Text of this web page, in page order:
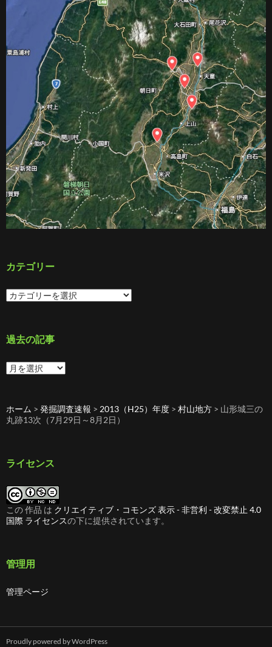
カテゴリー
カ
テ
ー
過去の記事
過
去
事
ホーム > 発掘調査速報 > 2013（H25）年度 > 村山地方 > 山形城三の
丸跡13次（7月29日～8月2日）
ライセンス
この 作品 は クリエイティブ・コモンズ 表示 - 非営利 - 改変禁止 4.0
国際 ライセンスの下に提供されています。
管理用
管理ページ
Proudly powered by WordPress